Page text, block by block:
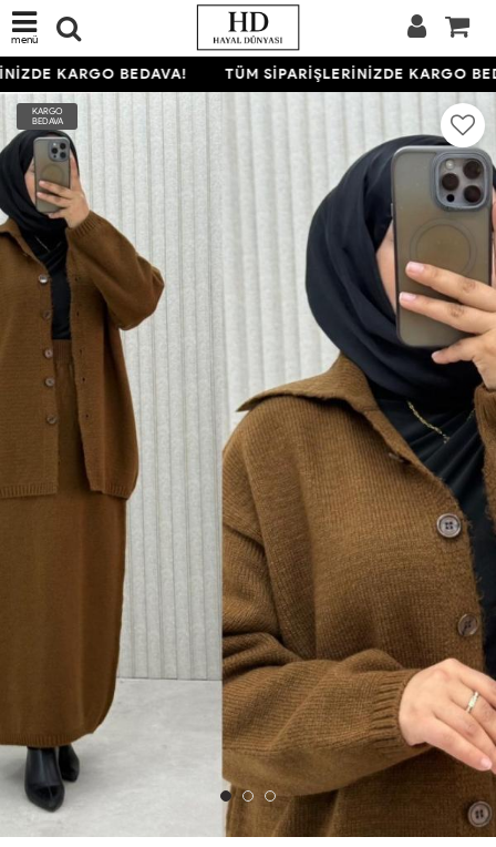
menü
KARGO BEDAVA! TÜM SİPARİŞLERİNİZDE KARGO
KARGO
BEDAVA